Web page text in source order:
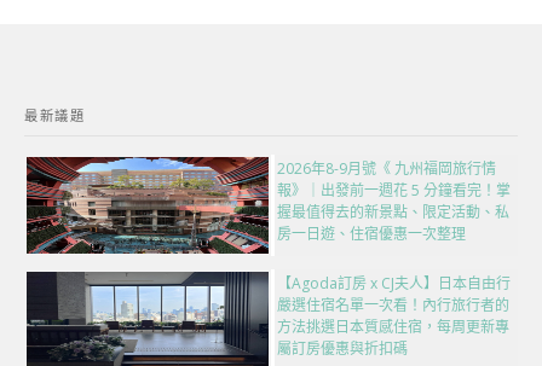
最新議題
2026年8-9月號《 九州福岡旅行情
報》｜出發前一週花 5 分鐘看完！掌
握最值得去的新景點、限定活動、私
房一日遊、住宿優惠一次整理
【Agoda訂房 x CJ夫人】日本自由行
嚴選住宿名單一次看！內行旅行者的
方法挑選日本質感住宿，每周更新專
屬訂房優惠與折扣碼